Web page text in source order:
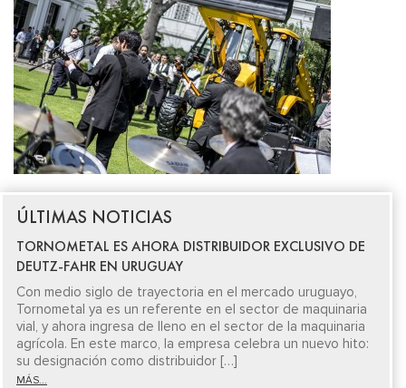
ÚLTIMAS NOTICIAS
TORNOMETAL ES AHORA DISTRIBUIDOR EXCLUSIVO DE
DEUTZ-FAHR EN URUGUAY
Con medio siglo de trayectoria en el mercado uruguayo,
Tornometal ya es un referente en el sector de maquinaria
vial, y ahora ingresa de lleno en el sector de la maquinaria
agrícola. En este marco, la empresa celebra un nuevo hito:
su designación como distribuidor […]
MÁS...